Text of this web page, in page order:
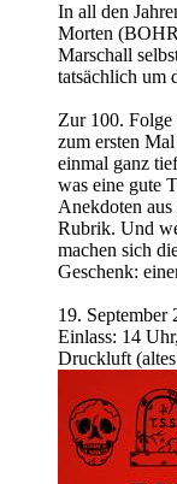
In all den
Morten
Marschall
tatsächlich um
Zur 100. Folge
zum ersten
einmal ganz
was eine gute
Anekdoten
Rubrik. Und
machen sich
Geschenk:
19. September
Einlass: 14
Druckluft